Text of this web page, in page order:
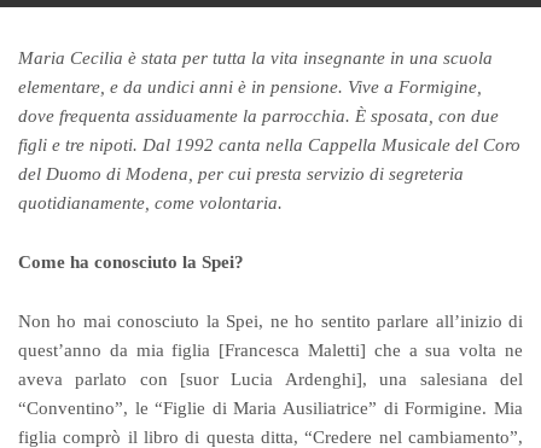
Maria Cecilia è stata per tutta la vita insegnante in una scuola
elementare, e da undici anni è in pensione. Vive a Formigine,
dove frequenta assiduamente la parrocchia. È sposata, con due
figli e tre nipoti. Dal 1992 canta nella Cappella Musicale del Coro
del Duomo di Modena, per cui presta servizio di segreteria
quotidianamente, come volontaria.
Come ha conosciuto la Spei?
Non ho mai conosciuto la Spei, ne ho sentito parlare all’inizio di
quest’anno da mia figlia [Francesca Maletti] che a sua volta ne
aveva parlato con [suor Lucia Ardenghi], una salesiana del
“Conventino”, le “Figlie di Maria Ausiliatrice” di Formigine. Mia
figlia comprò il libro di questa ditta, “Credere nel cambiamento”,